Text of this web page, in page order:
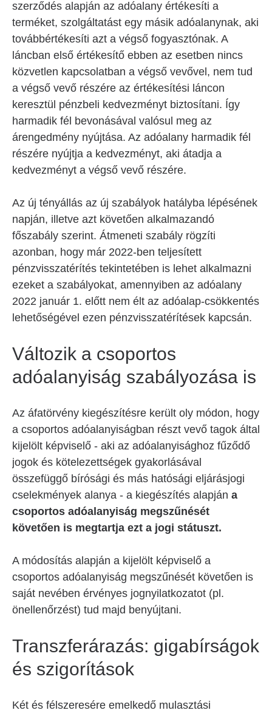
szerződés alapján az adóalany értékesíti a
terméket, szolgáltatást egy másik adóalanynak, aki
továbbértékesíti azt a végső fogyasztónak. A
láncban első értékesítő ebben az esetben nincs
közvetlen kapcsolatban a végső vevővel, nem tud
a végső vevő részére az értékesítési láncon
keresztül pénzbeli kedvezményt biztosítani. Így
harmadik fél bevonásával valósul meg az
árengedmény nyújtása. Az adóalany harmadik fél
részére nyújtja a kedvezményt, aki átadja a
kedvezményt a végső vevő részére.
Az új tényállás az új szabályok hatályba lépésének
napján, illetve azt követően alkalmazandó
főszabály szerint. Átmeneti szabály rögzíti
azonban, hogy már 2022-ben teljesített
pénzvisszatérítés tekintetében is lehet alkalmazni
ezeket a szabályokat, amennyiben az adóalany
2022 január 1. előtt nem élt az adóalap-csökkentés
lehetőségével ezen pénzvisszatérítések kapcsán.
Változik a csoportos
adóalanyiság szabályozása is
Az áfatörvény kiegészítésre került oly módon, hogy
a csoportos adóalanyiságban részt vevő tagok által
kijelölt képviselő - aki az adóalanyisághoz fűződő
jogok és kötelezettségek gyakorlásával
összefüggő bírósági és más hatósági eljárásjogi
cselekmények alanya - a kiegészítés alapján a
csoportos adóalanyiság megszűnését
követően is megtartja ezt a jogi státuszt.
A módosítás alapján a kijelölt képviselő a
csoportos adóalanyiság megszűnését követően is
saját nevében érvényes jognyilatkozatot (pl.
önellenőrzést) tud majd benyújtani.
Transzferárazás: gigabírságok
és szigorítások
Két és félszeresére emelkedő mulasztási